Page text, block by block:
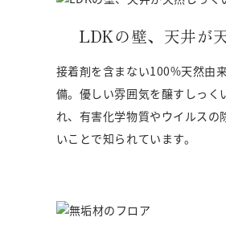
LDKの壁、天井が
接着剤を含まない100%天然由
備。優しい雰囲気を醸すしっく
れ、有害化学物質やウイルスの
いことで知られています。